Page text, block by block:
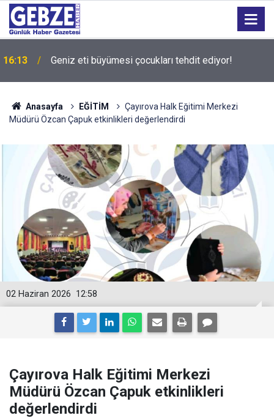
16:13 Geniz eti büyümesi çocukları tehdit ediyor!
Anasayfa EĞİTİM
Çayırova Halk Eğitimi Merkezi
Müdürü Özcan Çapuk etkinlikleri değerlendirdi
12:58
02 Haziran 2026
Çayırova Halk Eğitimi Merkezi
Müdürü Özcan Çapuk etkinlikleri
değerlendirdi